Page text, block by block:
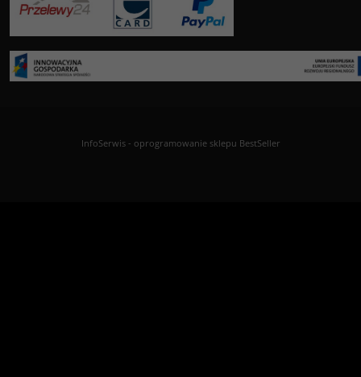
InfoSerwis- oprogramowanie sklepu BestSeller